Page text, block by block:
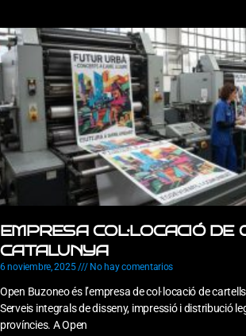
EMPRESA COL·LOCACIÓ DE
CATALUNYA
6 noviembre, 2025 No hay comentarios
Open Buzoneo és l’empresa de col·locació de
Serveis integrals de disseny, impressió i distribució
províncies. A Open